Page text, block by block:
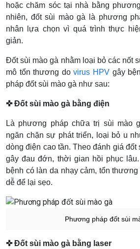
hoặc chăm sóc tại nhà bằng
nhiên, đốt sùi mào gà là phương
nhân lựa chọn vì quá trình thực
giản.
Đốt sùi mào gà nhằm loại bỏ các nốt
mô tổn thương dovirus HPV gây
pháp đốt sùi mào gà như sau:
✜ Đốt sùi mào gà bằng điện
Là phương pháp chữa trị sùi mào
ngăn chặn sự phát triển, loại bỏ u
dòng điện cao tần. Theo đánh giá đốt
gây đau đớn, thời gian hồi phục
bệnh có làn da nhạy cảm, tổn
dễ để lại sẹo.
Phương pháp đốt sùi
✜ Đốt sùi mào gà bằng laser